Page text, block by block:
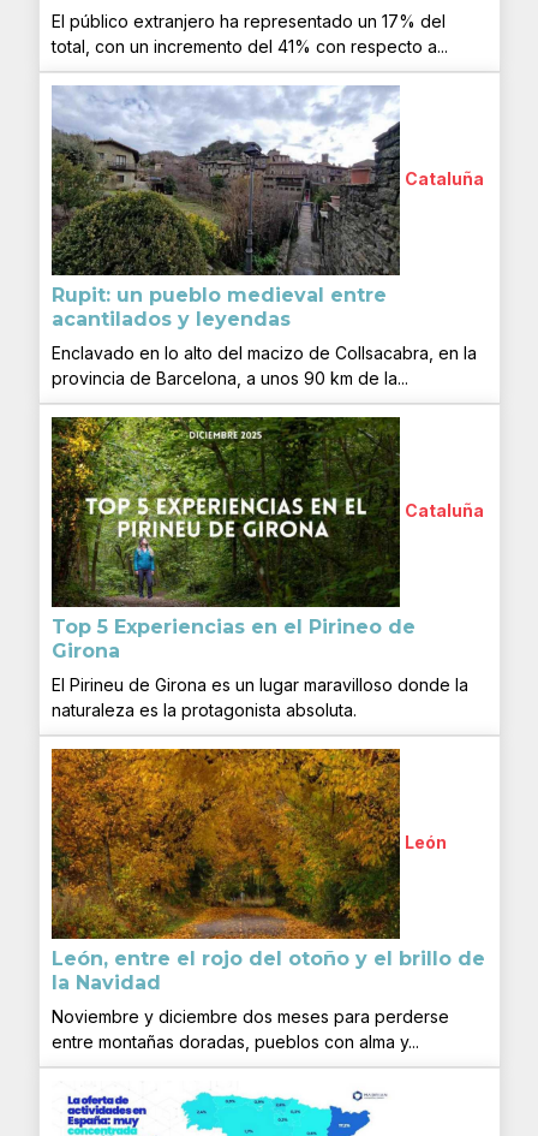
El público extranjero ha representado un 17% del
total, con un incremento del 41% con respecto a...
Cataluña
Rupit: un pueblo medieval entre
acantilados y leyendas
Enclavado en lo alto del macizo de Collsacabra, en la
provincia de Barcelona, a unos 90 km de la...
Cataluña
Top 5 Experiencias en el Pirineo de
Girona
El Pirineu de Girona es un lugar maravilloso donde la
naturaleza es la protagonista absoluta.
León
León, entre el rojo del otoño y el brillo de
la Navidad
Noviembre y diciembre dos meses para perderse
entre montañas doradas, pueblos con alma y...